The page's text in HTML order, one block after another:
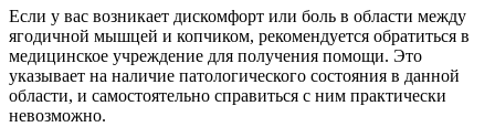
Если у вас возникает дискомфорт или боль в области между
ягодичной мышцей и копчиком, рекомендуется обратиться в
медицинское учреждение для получения помощи. Это
указывает на наличие патологического состояния в данной
области, и самостоятельно справиться с ним практически
невозможно.